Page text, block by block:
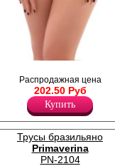
микрофибры с низкой
линией талии, средним
бочком, с лазерной
обработкой, х/б ластовица.
Полиамид 83%
Хлопок 5%
Эластан 12%
Распродажная цена
202.50 Руб
Купить
Трусы бразильяно
Primaverina
PN-2104